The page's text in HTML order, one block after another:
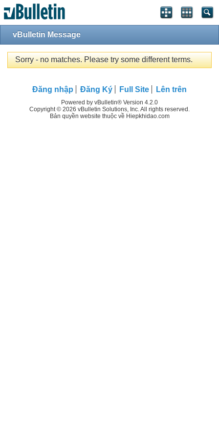
vBulletin Message
Sorry - no matches. Please try some different terms.
Đăng nhập Đăng Ký Full Site Lên trên
Powered by vBulletin® Version 4.2.0
Copyright © 2026 vBulletin Solutions, Inc. All rights reserved.
Bản quyền website thuộc về Hiepkhidao.com